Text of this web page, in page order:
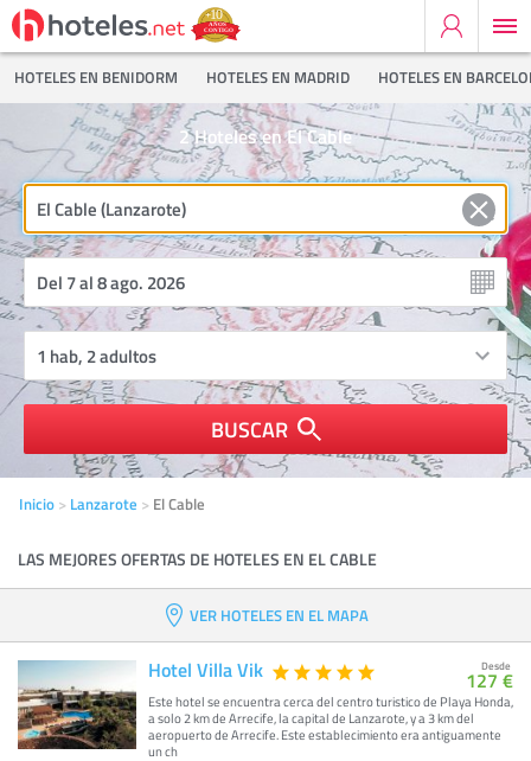
HOTELES EN BENIDORM HOTELES EN MADRID HOTELES EN
Hoteles en El Cable
2
BUSCAR
Inicio Lanzarote El Cable
LAS MEJORES OFERTAS DE HOTELES EN EL CABLE
VER HOTELES EN EL MAPA
Hotel Villa Vik
Este hotel se encuentra cerca del centro turistico de Playa Honda,
a solo 2 km de Arrecife, la capital de Lanzarote, y a 3 km del
aeropuerto de Arrecife. Este establecimiento era antiguamente
un ch
Desde
127 €